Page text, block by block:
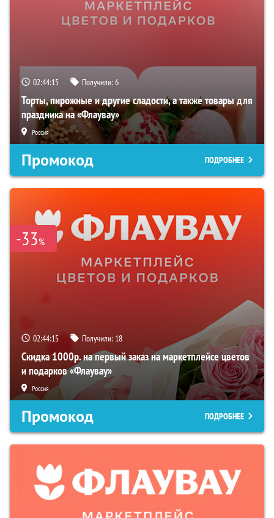
02:44:14 Получили:6
Торты, пирожные и другие сладости, а также товары для
праздника на «Флаувау»
Россия
Промокод ПОДРОБНЕЕ
-33%
02:44:14 Получили: 18
Скидка 1000р. на первый заказ на маркетплейсе цветов
и подарков «Флаувау»
Россия
Промокод ПОДРОБНЕЕ